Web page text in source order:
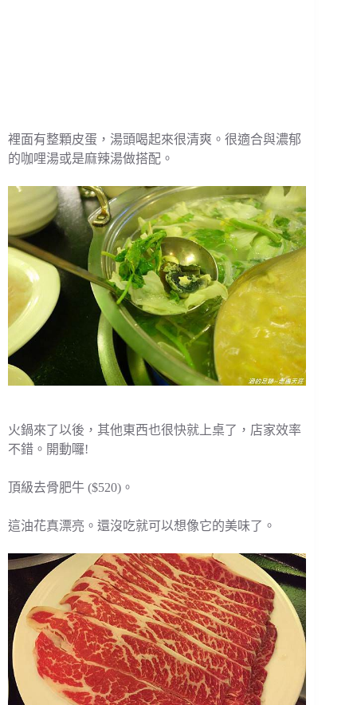
裡面有整顆皮蛋，湯頭喝起來很清爽。很適合與濃郁
的咖哩湯或是麻辣湯做搭配。
火鍋來了以後，其他東西也很快就上桌了，店家效率
不錯。開動囉!
頂級去骨肥牛 ($520)。
這油花真漂亮。還沒吃就可以想像它的美味了。